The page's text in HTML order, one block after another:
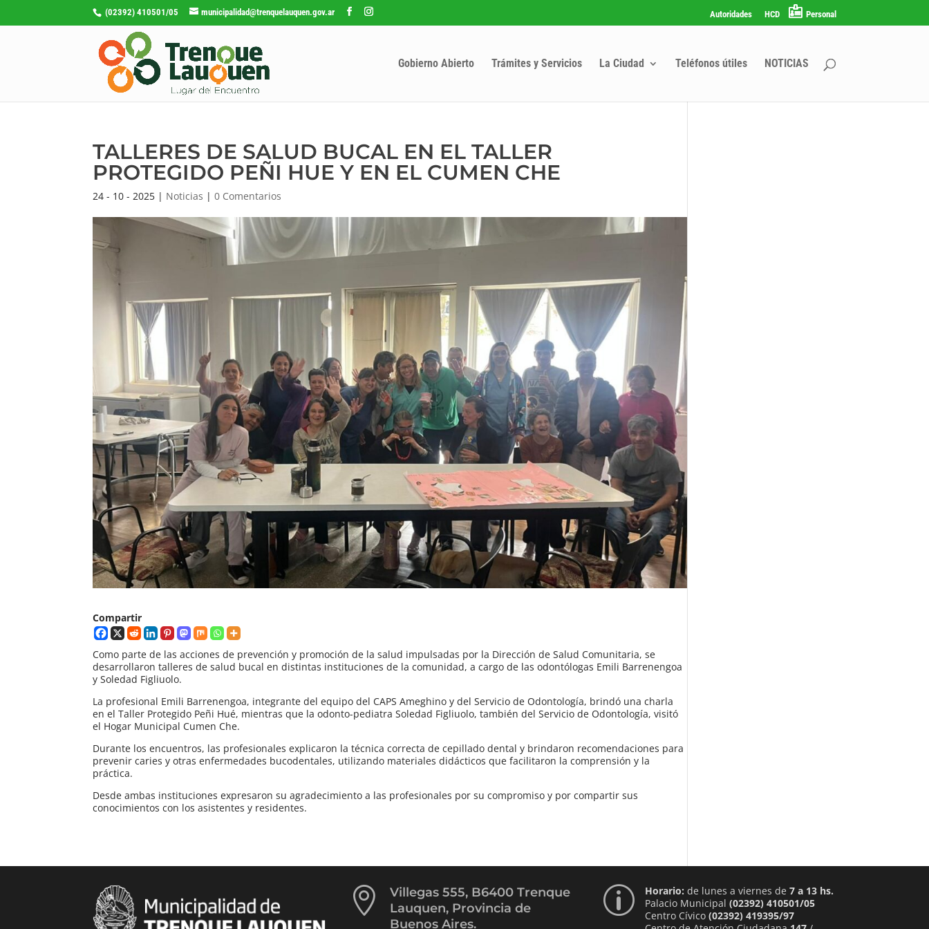
(02392) 410501/05 municipalidad@trenquelauquen.gov.ar Autoridades HCD Personal
Gobierno Abierto Trámites y Servicios La Ciudad Teléfonos útiles NOTICIAS
TALLERES DE SALUD BUCAL EN EL TALLER
PROTEGIDO PEÑI HUE Y EN EL CUMEN CHE
24 - 10 - 2025 | Noticias |0 Comentarios
Compartir
Como parte de las acciones de prevención y promoción de la salud impulsadas por la Dirección de Salud Comunitaria, se
desarrollaron talleres de salud bucal en distintas instituciones de la comunidad, a cargo de las odontólogas Emili Barrenengoa
y Soledad Figliuolo.
La profesional Emili Barrenengoa, integrante del equipo del CAPS Ameghino y del Servicio de Odontología, brindó una charla
en el Taller Protegido Peñi Hué, mientras que la odonto-pediatra Soledad Figliuolo, también del Servicio de Odontología, visitó
el Hogar Municipal Cumen Che.
Durante los encuentros, las profesionales explicaron la técnica correcta de cepillado dental y brindaron recomendaciones para
prevenir caries y otras enfermedades bucodentales, utilizando materiales didácticos que facilitaron la comprensión y la
práctica.
Desde ambas instituciones expresaron su agradecimiento a las profesionales por su compromiso y por compartir sus
conocimientos con los asistentes y residentes.

Villegas 555, B6400 Trenque
Lauquen, Provincia de
Buenos Aires.
p Horario: de lunes a viernes de 7 a 13 hs.
Palacio Municipal (02392) 410501/05
Centro Cívico (02392) 419395/97